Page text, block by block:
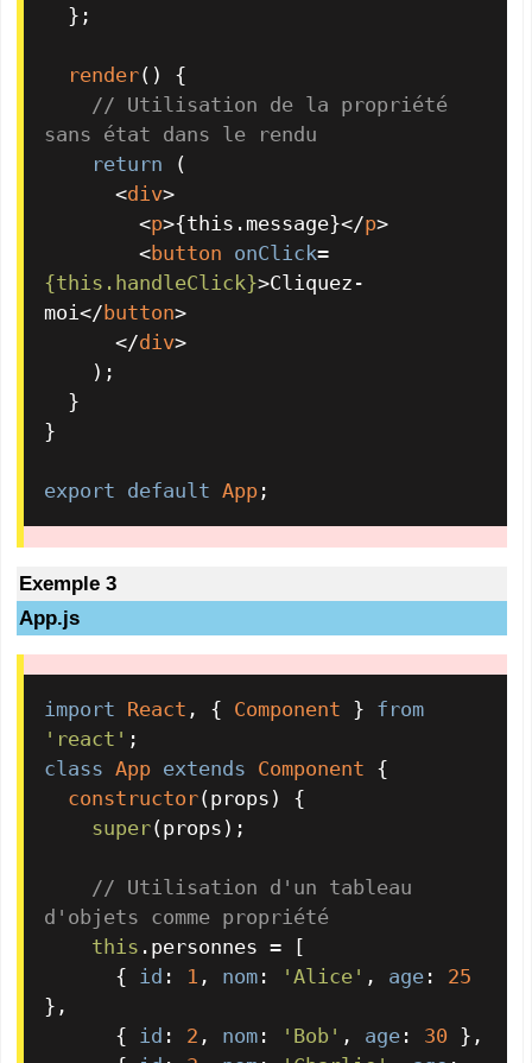
render( ) {
// Utilisation de la propriété
sans état dans le rendu
return (
<div>
<p>{this.message}</p>
<button onClick=
{this.handleClick}>Cliquez-
moi</ button>
</div>
}
export default App ;
Exemple 3
App.js
import React , { Component } from
'react'
class App extends Component {
constructor(props ) {
super(props);
// Utilisation d'un tableau
d'objets comme propriété
this . personnes = [
      {
id : 1 , nom : 'Alice' , age : 25
},
      {
id : 2 , nom : 'Bob' , age : 30 },